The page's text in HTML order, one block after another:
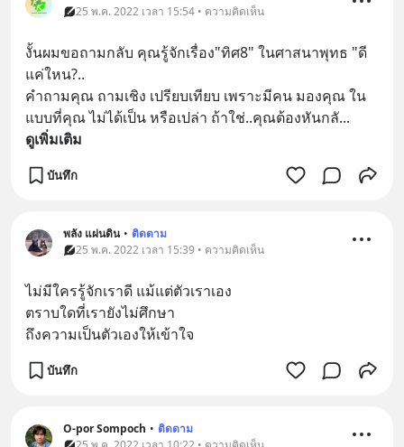
25 พ.ค. 2022 เวลา 15:54 • ความคิดเห็น
งั้นผมขอถามกลับ คุณรู้จักเรื่อง"ทิศ8" ในศาสนาพุทธ "ดี
แค่ใหน?..
คำถามคุณ ถามเชิง เปรียบเทียบ เพราะมีคน มองคุณ ใน
แบบที่คุณ ไม่ได้เป็น หรือเปล่า ถ้าใช่..คุณต้องหันกลั...
ดูเพิ่มเติม
บันทึก
พลัง แผ่นดิน • ติดตาม
25 พ.ค. 2022 เวลา 15:39 • ความคิดเห็น
ไม่มีใครรู้จักเราดี แม้แต่ตัวเราเอง
ตราบใดที่เรายังไม่ศึกษา
ถึงความเป็นตัวเองให้เข้าใจ
บันทึก
O-por Sompoch • ติดตาม